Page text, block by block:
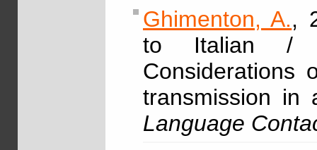
Ghimenton, A.,
to Italian /
Considerations
transmission
Language